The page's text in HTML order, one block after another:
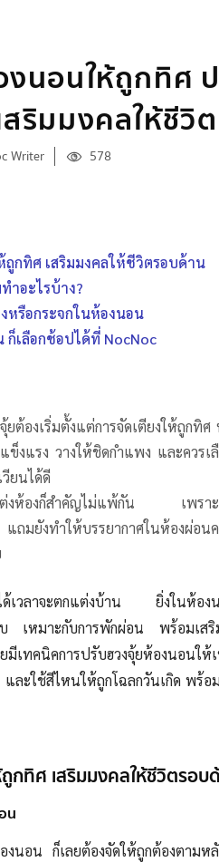
นอนให้ถูกทิศ
ริมมงคลให้ชีวิต
Writer 578
ถูกทิศ เสริมมงคลให้ชีวิตรอบด้าน
ำอะไรบ้าง?
หรือกระจกในห้องนอน
เลือกช้อปได้ที่ NocNoc
ต้องเริ่มตั้งแต่การจัดเตียงให้ถูกทิศ
งแรง วางให้ชิดกำแพง และควรเลื
ยนได้ดี
ต่งห้องก็สำคัญไม่แพ้กัน เพราะ
มยังทำให้บรรยากาศในห้องผ่อน
ได้เวลาจะตกแต่งบ้าน ยิ่งในห้อง
บ เหมาะกับการพักผ่อน พร้อมเสริ
เทคนิคการปรับฮวงจุ้ยห้องนอนให้
ละใช้สีไหนให้ถูกโฉลกวันเกิด พร้อ
กทิศ เสริมมงคลให้ชีวิตรอบ
น
งนอน ก็เลยต้องจัดให้ถูกต้องตามห